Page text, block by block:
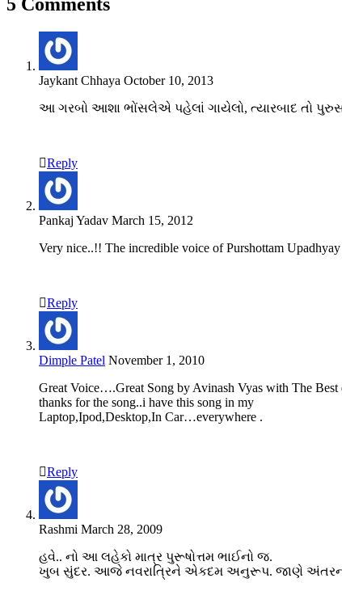
5 Comments
Jaykant Chhaya October 10, 2013
આ ગરબો આશા ભોંસલેએ પહેલાં ગાયેલો, ત્યારબાદ તો
Reply
Pankaj Yadav March 15, 2012
Very nice..!! The incredible voice of Purshottam
Reply
Dimple Patel November 1, 2010
Great Voice….Great Song by Avinash Vyas with The Best
thanks for the song..i have this song in my
Laptop,Ipod,Desktop,In Car…everywhere .
Reply
Rashmi March 28, 2009
હવે.. નો આ લહેકો માત્ર પુરૂષોત્તમ ભાઈનો જ.
ખુબ સુંદર. આજે નવરાત્રિને એકદમ અનુરૂપ. જાણે અંતરની